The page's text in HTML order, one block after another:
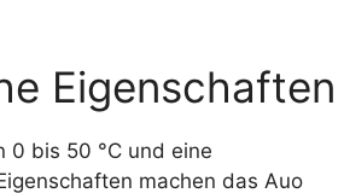
Eigenschaften
0 bis 50 °C und eine
machen das Auo